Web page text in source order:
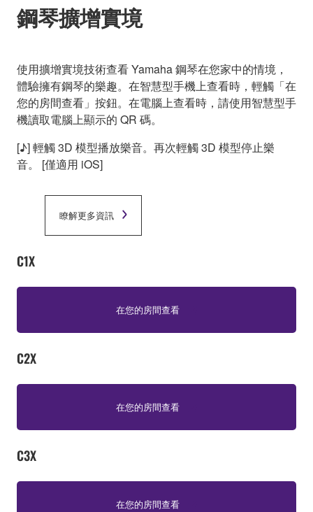
鋼琴擴增實境
使用擴增實境技術查看 Yamaha 鋼琴在您家中的情境，
體驗擁有鋼琴的樂趣。在智慧型手機上查看時，輕觸「在
您的房間查看」按鈕。在電腦上查看時，請使用智慧型手
機讀取電腦上顯示的 QR 碼。
[♪] 輕觸 3D 模型播放樂音。再次輕觸 3D 模型停止樂
音。 [僅適用 iOS]
瞭解更多資訊
C1X
在您的房間查看
C2X
在您的房間查看
C3X
在您的房間查看